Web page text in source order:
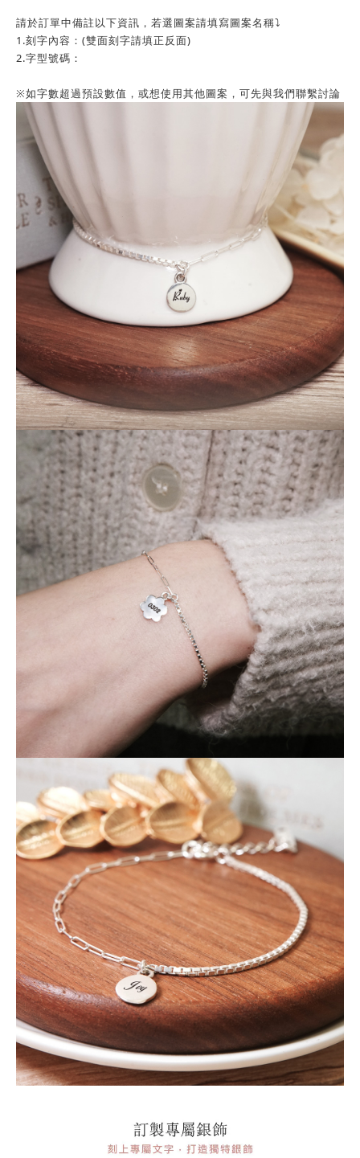
請於訂單中備註以下資訊，若選圖案請填寫圖案名稱⤵
1.刻字內容：(雙面刻字請填正反面)
2.字型號碼：
※如字數超過預設數值，或想使用其他圖案，可先與我們聯繫討論